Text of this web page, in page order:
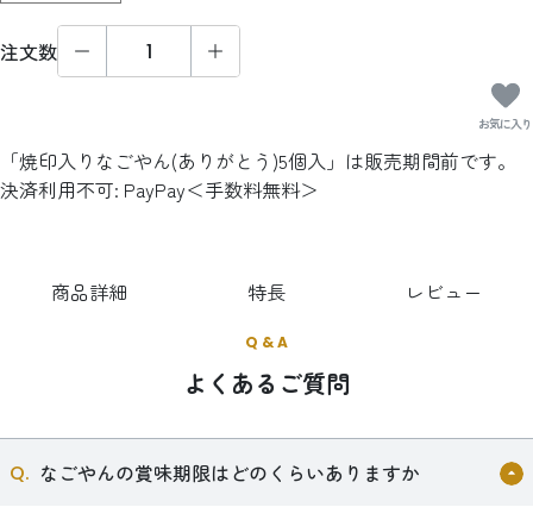
注文数
お気に入り
「焼印入りなごやん(ありがとう)5個入」は販売期間前です。
決済利用不可: PayPay＜手数料無料＞
商品詳細 特長 レビュー
Q & A
よくあるご質問
なごやんの賞味期限はどのくらいありますか